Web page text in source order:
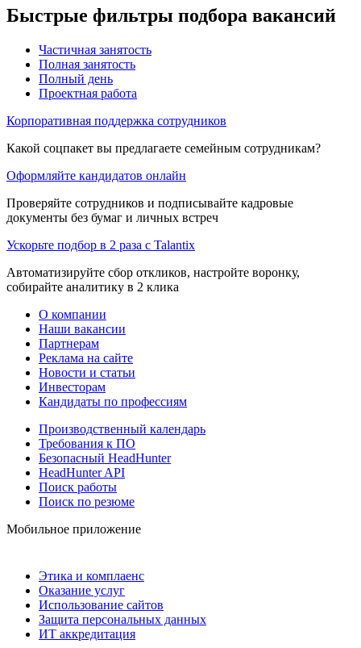
Быстрые фильтры подбора вакансий
Частичная занятость
Полная занятость
Полный день
Проектная работа
Корпоративная поддержка сотрудников
Какой соцпакет вы предлагаете семейным сотрудникам?
Оформляйте кандидатов онлайн
Проверяйте сотрудников и подписывайте кадровые
документы без бумаг и личных встреч
Ускорьте подбор в 2 раза с Talantix
Автоматизируйте сбор откликов, настройте воронку,
собирайте аналитику в 2 клика
О компании
Наши вакансии
Партнерам
Реклама на сайте
Новости и статьи
Инвесторам
Кандидаты по профессиям
Производственный календарь
Требования к ПО
Безопасный HeadHunter
HeadHunter API
Поиск работы
Поиск по резюме
Мобильное приложение
Этика и комплаенс
Оказание услуг
Использование сайтов
Защита персональных данных
ИТ аккредитация